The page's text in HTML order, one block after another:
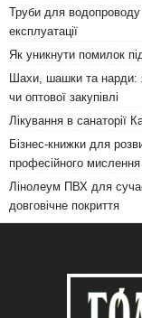
Труби для водопроводу
експлуатації
Як уникнути помилок
Шахи, шашки та нарди:
чи оптової закупівлі
Лікування в санаторії
Бізнес-книжки для
професійного мислення
Лінолеум ПВХ для
довговічне покриття